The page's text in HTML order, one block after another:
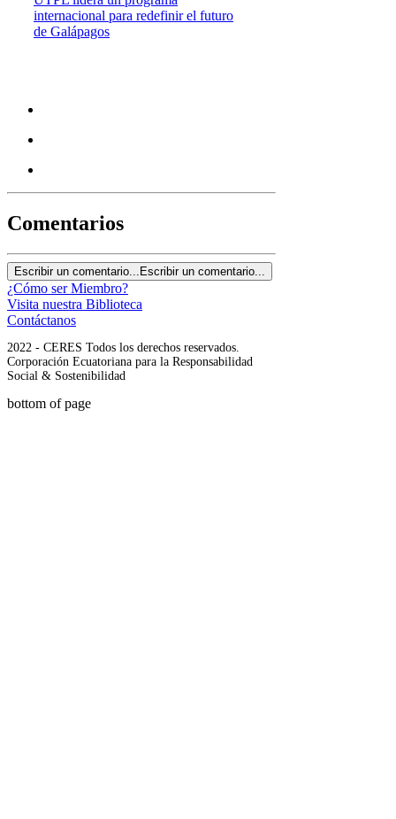
internacional para redefinir el futuro
de Galápagos
Comentarios
Escribir un comentario... Escribir un comentario...
¿Cómo ser Miembro?
Visita nuestra Biblioteca
Contáctanos
2022 - CERES Todos los derechos reservados.
Corporación Ecuatoriana para la Responsabilidad
Social & Sostenibilidad
bottom of page